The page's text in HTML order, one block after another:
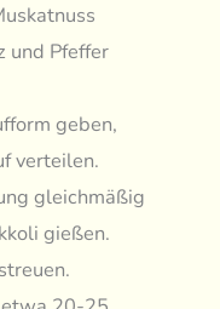
und Pfeffer
geben,
verteilen.
gleichmäßig
gießen.